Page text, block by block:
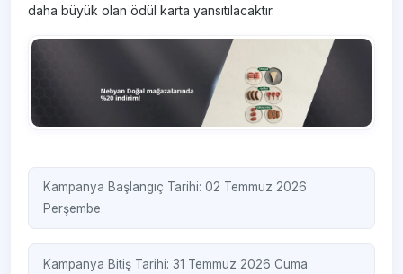
daha büyük olan ödül karta yansıtılacaktır.
Kampanya Başlangıç Tarihi: 02 Temmuz 2026
Perşembe
Kampanya Bitiş Tarihi: 31 Temmuz 2026 Cuma